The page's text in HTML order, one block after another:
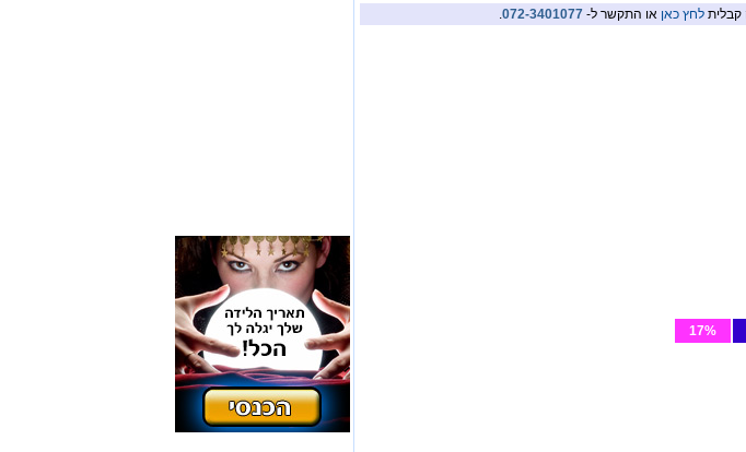
קבלית לחץ כאן או התקשר ל- 072-3401077
.
17%